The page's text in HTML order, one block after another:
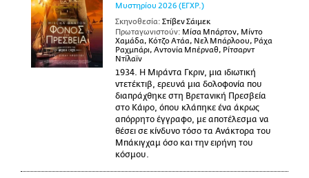
Μυστηρίου 2026 (ΕΓΧΡ.)
Σκηνοθεσία: Στίβεν Σάιμεκ
Πρωταγωνιστούν: Μίσα Μπάρτον, Μίντο
Χαμάδα, Κότζο Ατάα, Νελ Μπάρλοου, Ράχα
Ραχμπάρι, Αντονία Μπέρναθ, Ρίτσαρντ
Ντίλαϊν
1934. Η Μιράντα Γκριν, μια ιδιωτική
ντετέκτιβ, ερευνά μια δολοφονία που
διαπράχθηκε στη Βρετανική Πρεσβεία
στο Κάιρο, όπου κλάπηκε ένα άκρως
απόρρητο έγγραφο, με αποτέλεσμα να
θέσει σε κίνδυνο τόσο τα Ανάκτορα του
Μπάκιγχαμ όσο και την ειρήνη του
κόσμου.